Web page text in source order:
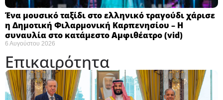
Ένα μουσικό ταξίδι στο ελληνικό τραγούδι χάρισε
η Δημοτική Φιλαρμονική Καρπενησίου – Η
συναυλία στο κατάμεστο Αμφιθέατρο (vid)
6 Αυγούστου 2026
Επικαιρότητα